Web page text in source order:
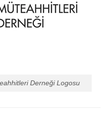
Derneği Logosu